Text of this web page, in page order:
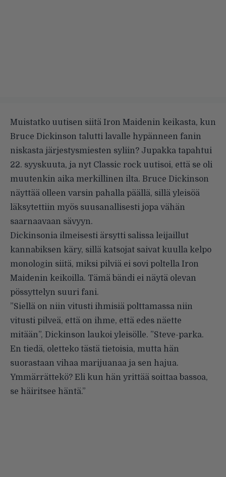
Muistatko uutisen siitä Iron Maidenin keikasta, kun
Bruce Dickinson talutti lavalle hypänneen fanin
niskasta järjestysmiesten syliin? Jupakka tapahtui
22. syyskuuta, ja nyt Classic rock uutisoi, että se oli
muutenkin aika merkillinen ilta. Bruce Dickinson
näyttää olleen varsin pahalla päällä, sillä yleisöä
läksytettiin myös suusanallisesti jopa vähän
saarnaavaan sävyyn.
Dickinsonia ilmeisesti ärsytti salissa leijaillut
kannabiksen käry, sillä katsojat saivat kuulla kelpo
monologin siitä, miksi pilviä ei sovi poltella Iron
Maidenin keikoilla. Tämä bändi ei näytä olevan
pössyttelyn suuri fani.
”Siellä on niin vitusti ihmisiä polttamassa niin
vitusti pilveä, että on ihme, että edes näette
mitään”, Dickinson laukoi yleisölle. ”Steve-parka.
En tiedä, oletteko tästä tietoisia, mutta hän
suorastaan vihaa marijuanaa ja sen hajua.
Ymmärrättekö? Eli kun hän yrittää soittaa bassoa,
se häiritsee häntä.”